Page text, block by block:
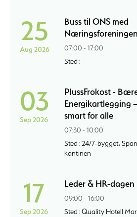
25
Aug 2026
Buss til ONS med
07:00 - 17:00
Sted :
03
Sep 2026
PlussFrokost -
Energikartlegging
smart for alle
07:30 - 10:00
Sted : 24/7-bygget,
kantinen
17
Sep 2026
Leder & HR-dagen
09:00 - 16:00
Sted : Quality Hotell